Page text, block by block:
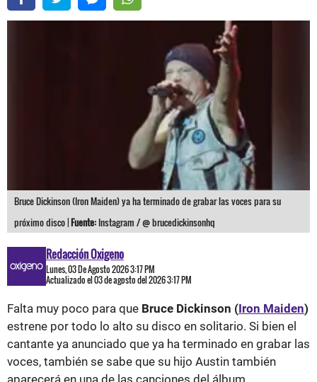
Bruce Dickinson (Iron Maiden) ya ha terminado de grabar las voces para su
próximo disco |Fuente: Instagram / @ brucedickinsonhq
Redacción Oxigeno
Lunes, 03 De Agosto 2026 3:17 PM
Actualizado el 03 de agosto del 2026 3:17 PM
Falta muy poco para que Bruce Dickinson (Iron Maiden)
estrene por todo lo alto su disco en solitario. Si bien el
cantante ya anunciado que ya ha terminado en grabar las
voces, también se sabe que su hijo Austin también